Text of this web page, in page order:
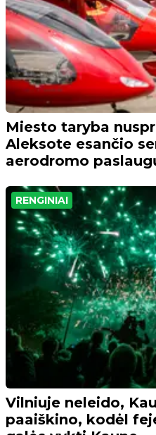
Miesto taryba
Aleksote esančio
aerodromo
RENGINIAI
Vilniuje neleido,
paaiškino, kodėl